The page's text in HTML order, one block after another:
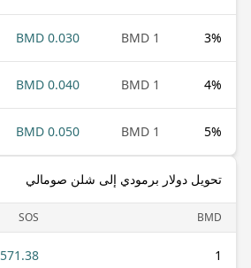
3%
1 BMD
0.030 BMD
4%
1 BMD
0.040 BMD
5%
1 BMD
0.050 BMD
تحويل دولار برمودي إلى شلن صومالي
BMD
SOS
1
571.38